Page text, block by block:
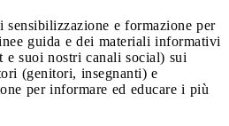
e formazione per
guida e dei materiali informativi
e suoi nostri canali social) sui
(genitori, insegnanti) e
per informare ed educare i più